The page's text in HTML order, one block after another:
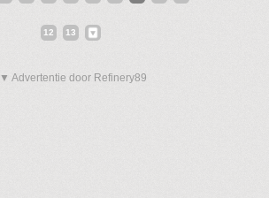
12 13
▼ Advertentie door Refinery89